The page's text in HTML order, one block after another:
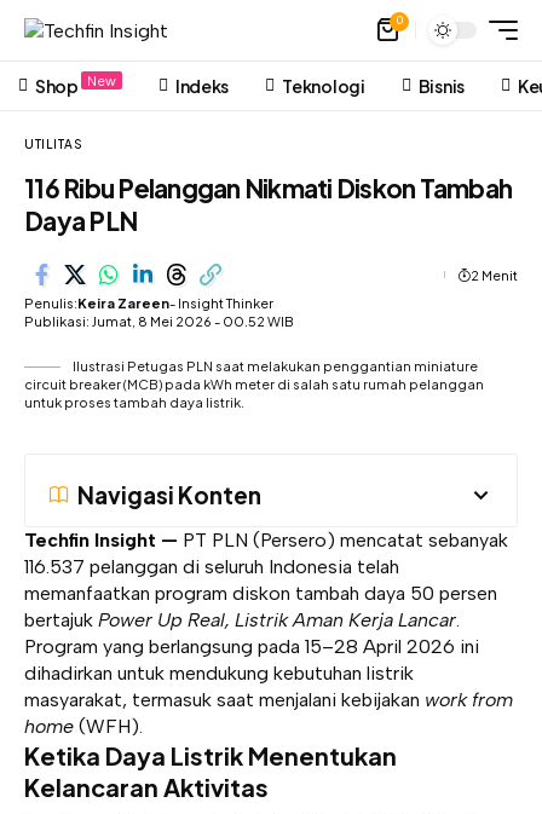
0
Shop New Indeks Teknologi Bisnis
UTILITAS
116 Ribu Pelanggan Nikmati Diskon Tambah
Daya PLN
Penulis:Keira Zareen- Insight Thinker
Publikasi: Jumat, 8 Mei 2026 - 00.52 WIB
2 Menit
Ilustrasi Petugas PLN saat melakukan penggantian miniature
circuit breaker (MCB) pada kWh meter di salah satu rumah pelanggan
untuk proses tambah daya listrik.
Navigasi Konten
Techfin Insight — PT PLN (Persero) mencatat sebanyak
116.537 pelanggan di seluruh Indonesia telah
memanfaatkan program diskon tambah daya 50 persen
bertajuk Power Up Real, Listrik Aman Kerja Lancar.
Program yang berlangsung pada 15–28 April 2026 ini
dihadirkan untuk mendukung kebutuhan listrik
masyarakat, termasuk saat menjalani kebijakan work from
home (WFH).
Ketika Daya Listrik Menentukan
Kelancaran Aktivitas